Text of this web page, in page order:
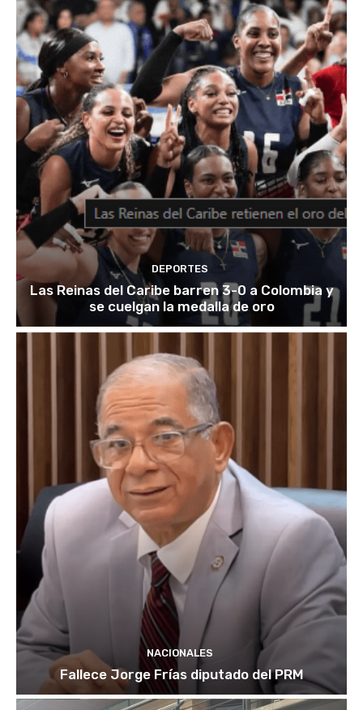
DEPORTES
Las Reinas del Caribe barren 3-0 a Colombia y
se cuelgan la medalla de oro
NACIONALES
Fallece Jorge Frías diputado del PRM